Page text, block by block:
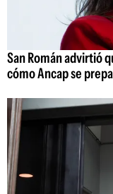
San Román advirtió
cómo Ancap se